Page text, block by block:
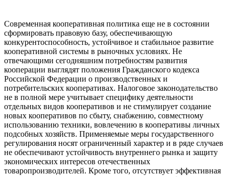
Современная кооперативная политика еще не в состоянии
сформировать правовую базу, обеспечивающую
конкурентоспособность, устойчивое и стабильное развитие
кооперативной системы в рыночных условиях. Не
отвечающими сегодняшним потребностям развития
кооперации выглядят положения Гражданского кодекса
Российской Федерации о производственных и
потребительских кооперативах. Налоговое законодательство
не в полной мере учитывает специфику деятельности
отдельных видов кооперативов и не стимулирует создание
новых кооперативов по сбыту, снабжению, совместному
использованию техники, вовлечению в кооперативы личных
подсобных хозяйств. Применяемые меры государственного
регулирования носят ограниченный характер и в ряде случаев
не обеспечивают устойчивость внутреннего рынка и защиту
экономических интересов отечественных
товаропроизводителей. Кроме того, отсутствует эффективная